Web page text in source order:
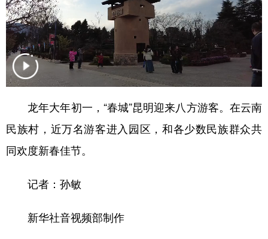
经济 服务 云南故事
云南青年说 趣看文物
龙年大年初一，“春城”昆明迎来八方游客。在云南
民族村，近万名游客进入园区，和各少数民族群众共
同欢度新春佳节。
记者：孙敏
新华社音视频部制作